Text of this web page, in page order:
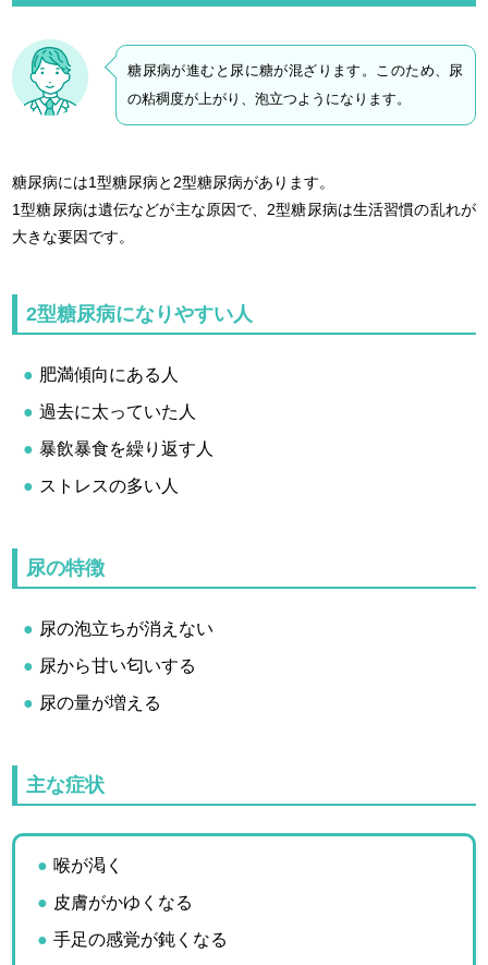
糖尿病が進むと尿に糖が混ざります。このため、尿
の粘稠度が上がり、泡立つようになります。
糖尿病には1型糖尿病と2型糖尿病があります。
1型糖尿病は遺伝などが主な原因で、2型糖尿病は生活習慣の乱れが
大きな要因です。
2型糖尿病になりやすい人
肥満傾向にある人
過去に太っていた人
暴飲暴食を繰り返す人
ストレスの多い人
尿の特徴
尿の泡立ちが消えない
尿から甘い匂いする
尿の量が増える
主な症状
喉が渇く
皮膚がかゆくなる
手足の感覚が鈍くなる